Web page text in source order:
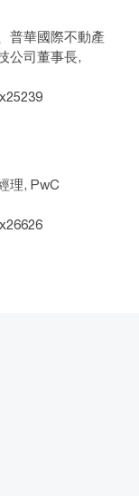
普華國際不動產
公司董事長,
理, PwC